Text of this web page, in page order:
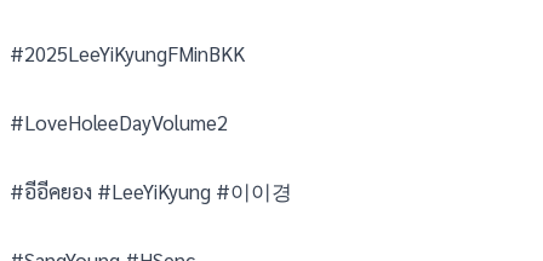
#2025LeeYiKyungFMinBKK
#LoveHoleeDayVolume2
#อีอีคยอง #LeeYiKyung #이이경